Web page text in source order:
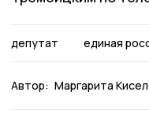
депутат единая
Автор: Маргарита